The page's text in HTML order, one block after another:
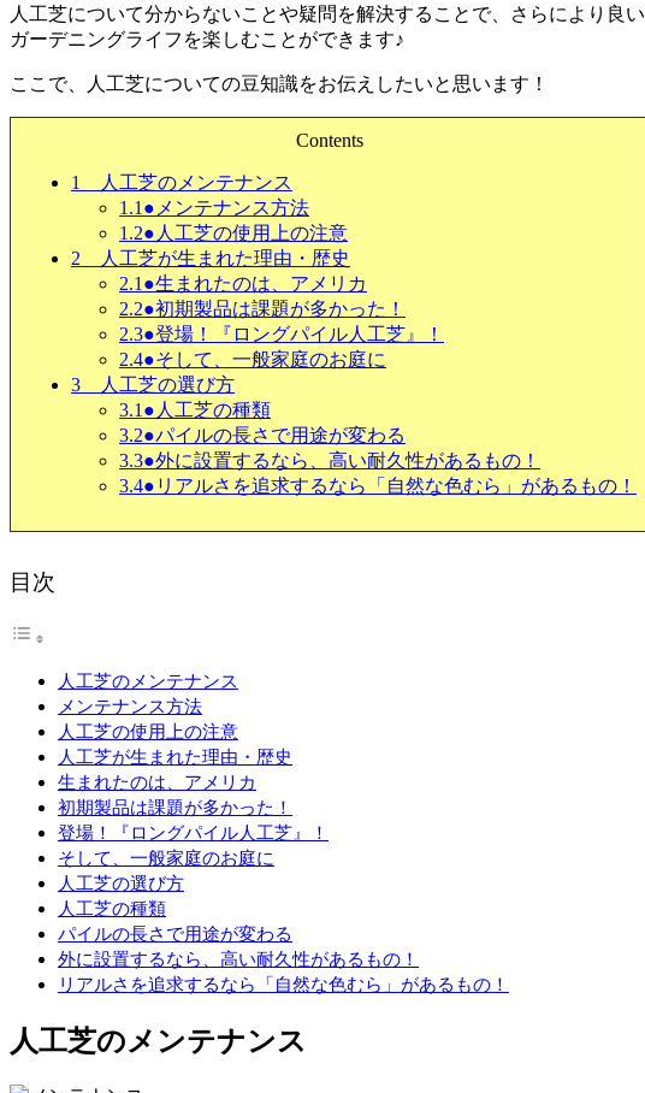
人工芝について分からないことや疑問を解決することで、さらにより良い
ガーデニングライフを楽しむことができます♪
ここで、人工芝についての豆知識をお伝えしたいと思います！
Contents
1
人工芝のメンテナンス
1.1 ●メンテナンス方法
1.2●人工芝の使用上の注意
2 人工芝が生まれた理由・歴史
2.1 ●生まれたのは、アメリカ
2.2●初期製品は課題が多かった！
2.3●登場！『ロングパイル人工芝』！
2.4●そして、一般家庭のお庭に
3 人工芝の選び方
3.1 ●人工芝の種類
3.2●パイルの長さで用途が変わる
3.3●外に設置するなら、高い耐久性があるもの！
3.4●リアルさを追求するなら「自然な色むら」があるもの！
目次
人工芝のメンテナンス
メンテナンス方法
人工芝の使用上の注意
人工芝が生まれた理由・歴史
生まれたのは、アメリカ
初期製品は課題が多かった！
登場！『ロングパイル人工芝』！
そして、一般家庭のお庭に
人工芝の選び方
人工芝の種類
パイルの長さで用途が変わる
外に設置するなら、高い耐久性があるもの！
リアルさを追求するなら「自然な色むら」があるもの！
人工芝のメンテナンス